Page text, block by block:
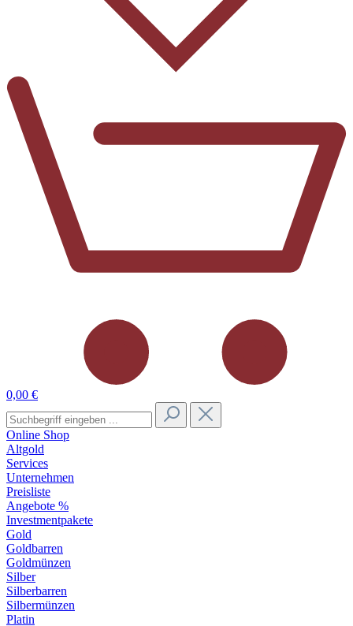
0,00 €
Online Shop
Altgold
Services
Unternehmen
Preisliste
Angebote %
Investmentpakete
Gold
Goldbarren
Goldmünzen
Silber
Silberbarren
Silbermünzen
Platin